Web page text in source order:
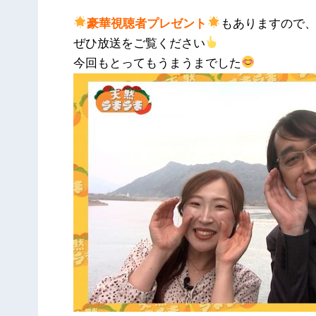
豪華視聴者プレゼント
もありますので、
ぜひ放送をご覧ください
今回もとってもうまうまでした